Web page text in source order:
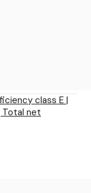
class E |
Total net